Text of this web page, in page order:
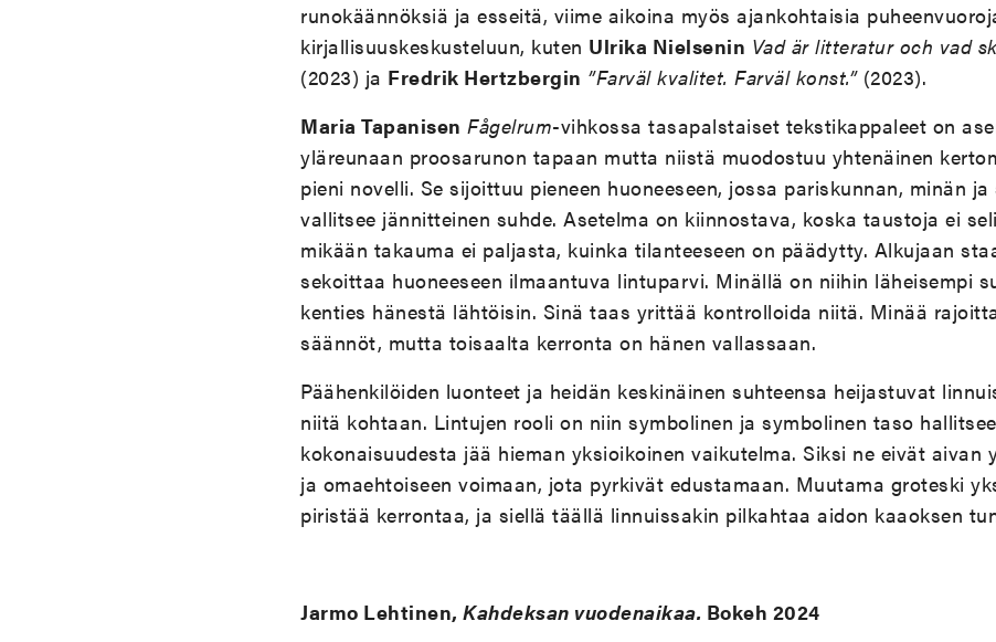
runokäännöksiä ja esseitä, viime aikoina myös ajankohtaisia
kirjallisuuskeskusteluun, kuten Ulrika Nielsenin Vad är litteratur och vad
(2023) ja Fredrik Hertzbergin ”Farväl kvalitet. Farväl konst.”(2023).
Maria Tapanisen Fågelrum-vihkossa tasapalstaiset tekstikappaleet on
yläreunaan proosarunon tapaan mutta niistä muodostuu yhtenäinen
pieni novelli. Se sijoittuu pieneen huoneeseen, jossa pariskunnan, minän
vallitsee jännitteinen suhde. Asetelma on kiinnostava, koska taustoja ei
mikään takauma ei paljasta, kuinka tilanteeseen on päädytty. Alkujaan
sekoittaa huoneeseen ilmaantuva lintuparvi. Minällä on niihin läheisempi
kenties hänestä lähtöisin. Sinä taas yrittää kontrolloida niitä. Minää
säännöt, mutta toisaalta kerronta on hänen vallassaan.
Päähenkilöiden luonteet ja heidän keskinäinen suhteensa heijastuvat
niitä kohtaan. Lintujen rooli on niin symbolinen ja symbolinen taso
kokonaisuudesta jää hieman yksioikoinen vaikutelma. Siksi ne eivät aivan
ja omaehtoiseen voimaan, jota pyrkivät edustamaan. Muutama groteski
piristää kerrontaa, ja siellä täällä linnuissakin pilkahtaa aidon kaaoksen
Jarmo Lehtinen, Kahdeksan vuodenaikaa. Bokeh 2024